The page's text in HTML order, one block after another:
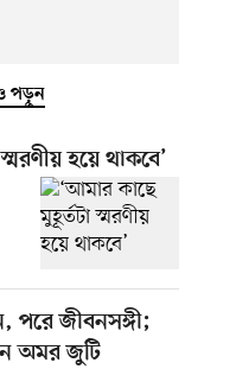
পড়ুন
হয়ে থাকবে’
পরে জীবনসঙ্গী;
অমর জুটি